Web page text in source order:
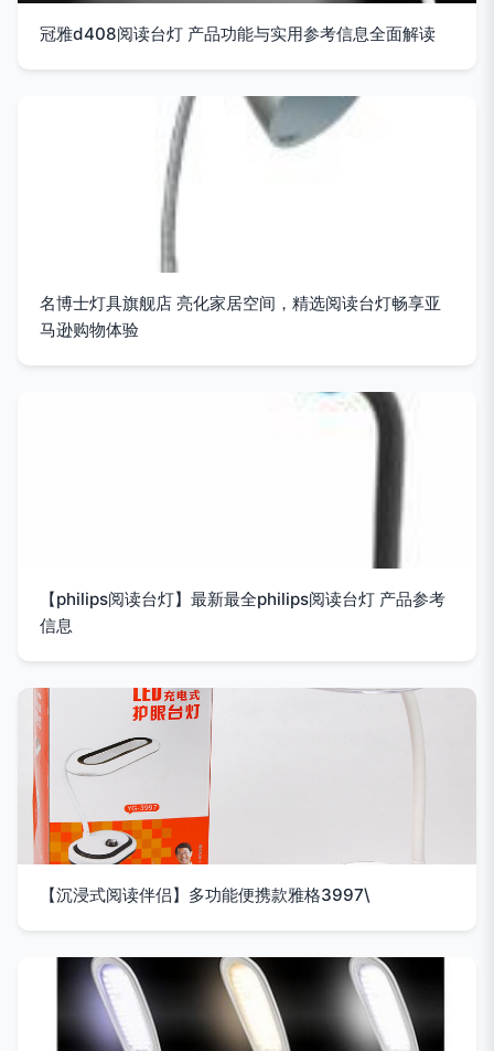
冠雅d408阅读台灯 产品功能与实用参考信息全面解读
名博士灯具旗舰店 亮化家居空间，精选阅读台灯畅享亚
马逊购物体验
【philips阅读台灯】最新最全philips阅读台灯 产品参考
信息
【沉浸式阅读伴侣】多功能便携款雅格3997\